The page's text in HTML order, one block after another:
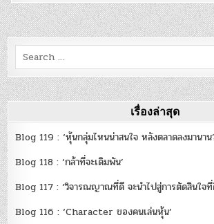
Search
for:
เรื่องล่าสุด
Blog 119 : ‘หุ้นกลุ่มไหนน่าสนใจ หลังตลาดลงมานาน
Blog 118 : ‘กล้าที่จะเดิมพัน’
Blog 117 : ‘วิจารณญาณที่ดี จะนำไปสู่การตัดสินใจที่
Blog 116 : ‘Character ของคนเล่นหุ้น’